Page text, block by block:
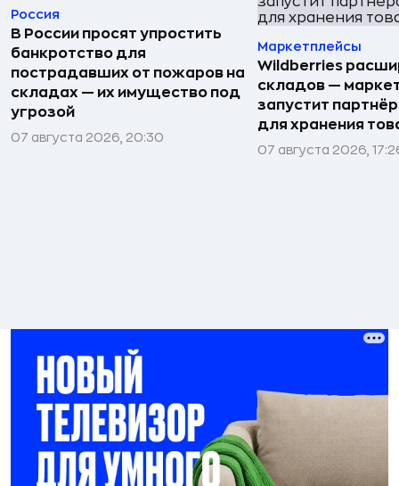
Россия
В России просят упростить
банкротство для
пострадавших от пожаров на
складах — их имущество под
угрозой
07 августа 2026, 20:30
Маркетплейсы
Wildberries
складов —
запустит
для хранения
07 августа 2026,